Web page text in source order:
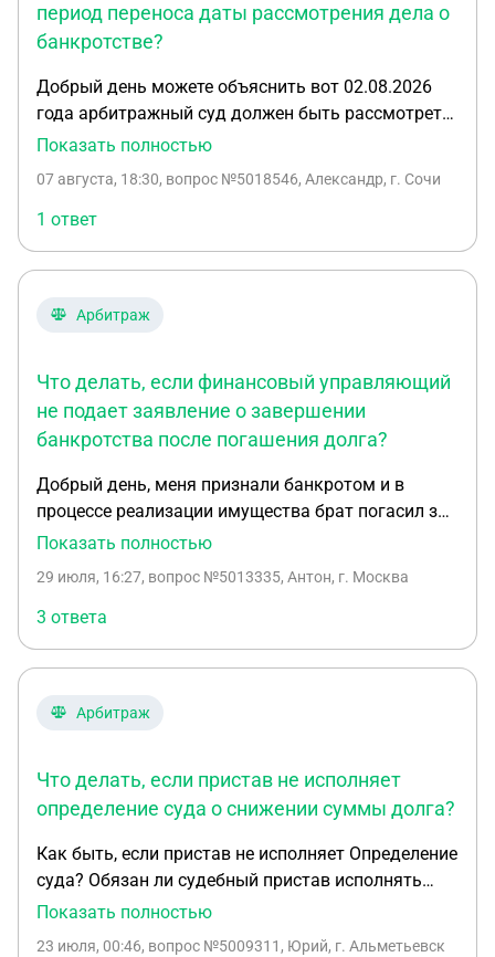
период переноса даты рассмотрения дела о
банкротстве?
Добрый день можете объяснить вот 02.08.2026
года арбитражный суд должен быть рассмотреть
дело о признании банкротом но переставил дату
с заработной платы есть арбитражный
управляющий как то халатно работает хочу
понять чё да как
Показать полностью
07 августа, 18:30, вопрос №5018546, Александр, г. Сочи
1 ответ
Арбитраж
Что делать, если финансовый управляющий
не подает заявление о завершении
банкротства после погашения долга?
Добрый день, меня признали банкротом и в
процессе реализации имущества брат погасил за
меня долг, положив деньги на счет, открытый
сказал, что подаст заявление в суд о завершении
всех процедур. Но прошло уже два месяца, а
заявление до сих пор не подано. На вопросы
когда и что, говорят ждите. Подскажите,
как можно повлиять? Мне нужно срочно продать
Показать полностью
29 июля, 16:27, вопрос №5013335, Антон, г. Москва
3 ответа
Арбитраж
Что делать, если пристав не исполняет
определение суда о снижении суммы долга?
Как быть, если пристав не исполняет Определение
суда? Обязан ли судебный пристав исполнять
Определение суда (не решение!), в котором
Показать полностью
23 июля, 00:46, вопрос №5009311, Юрий, г. Альметьевск